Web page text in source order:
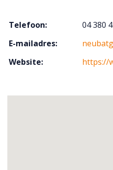
Telefoon:
04 380
E-mailadres:
Website:
https://